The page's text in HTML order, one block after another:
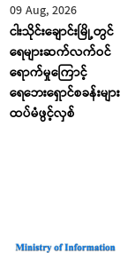
09 Aug, 2026
ငါးသိုင်းချောင်းမြို့တွင်
ရေများဆက်လက်ဝင်
ရောက်မှုကြောင့်
ရေဘေးရှောင်စခန်းများ
ထပ်မံဖွင့်လှစ်